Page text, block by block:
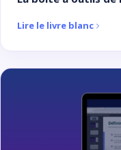
Lire le livre blanc